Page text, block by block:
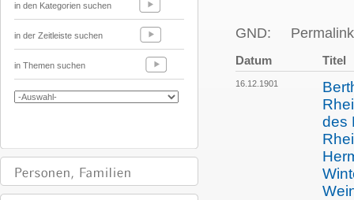
in den Kategorien suchen
in der Zeitleiste suchen
in Themen suchen
GND:
Datum Titel
16.12.1901
des